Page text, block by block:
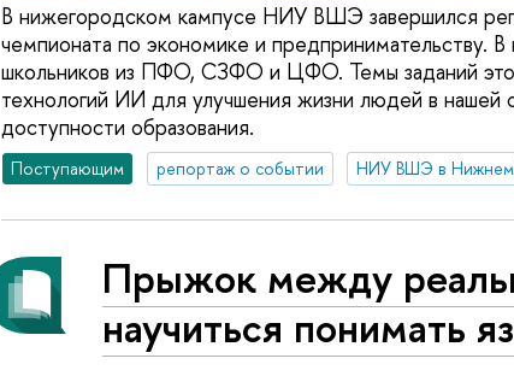
В нижегородском кампусе НИУ ВШЭ завершился
чемпионата по экономике и предпринимательству.
школьников из ПФО, СЗФО и ЦФО. Темы заданий
технологий ИИ для улучшения жизни людей в нашей
доступности образования.
Поступающим репортаж о событии НИУ ВШЭ в Нижнем
Прыжок между
научиться понимать